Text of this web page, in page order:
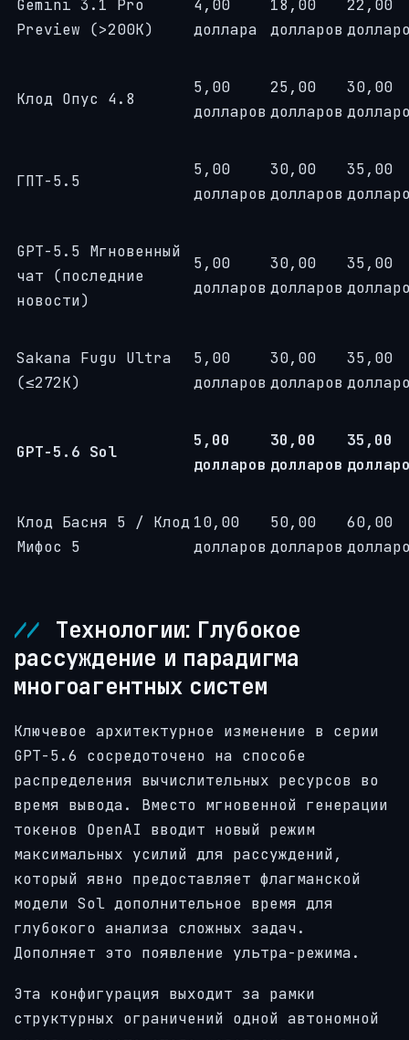
Gemini 3.1 Pro
Preview (>200K)
4,00
доллара
18,00
долларов
22,00
Клод Опус 4.8
5,00
долларов
25,00
долларов
30,00
ГПТ-5.5
5,00
долларов
30,00
долларов
35,00
GPT-5.5 Мгновенный
чат (последние
новости)
5,00
долларов
30,00
долларов
35,00
Sakana Fugu Ultra
(≤272K)
5,00
долларов
30,00
долларов
35,00
GPT-5.6 Sol
5,00
долларов
30,00
долларов
35,00
Клод Басня 5 / Клод
Мифос 5
10,00
долларов
50,00
долларов
60,00
Технологии: Глубокое
рассуждение и парадигма
многоагентных систем
Ключевое архитектурное изменение в серии
GPT-5.6 сосредоточено на способе
распределения вычислительных ресурсов во
время вывода. Вместо мгновенной генерации
токенов OpenAI вводит новый режим
максимальных усилий для рассуждений,
который явно предоставляет флагманской
модели Sol дополнительное время для
глубокого анализа сложных задач.
Дополняет это появление ультра-режима.
Эта конфигурация выходит за рамки
структурных ограничений одной автономной